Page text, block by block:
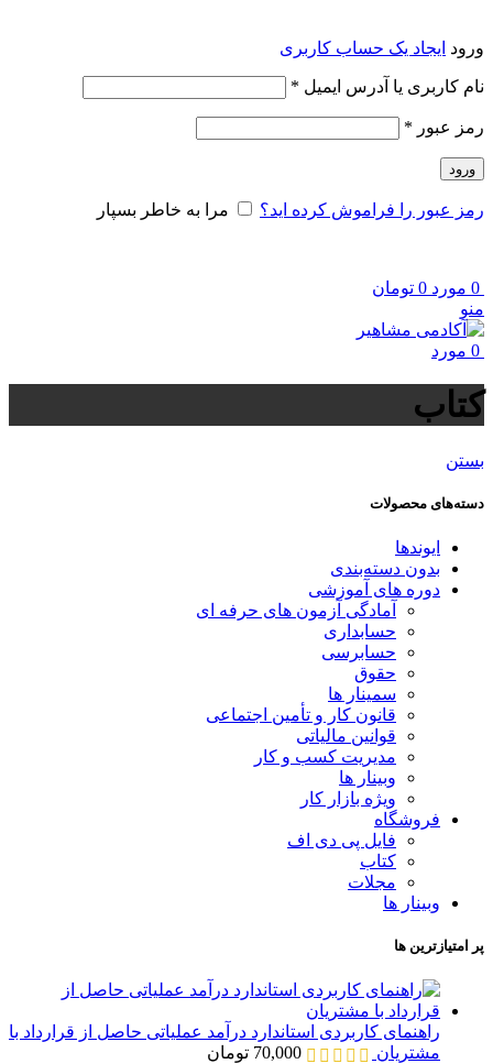
ورود ایجاد یک حساب کاربری
نام کاربری یا آدرس ایمیل *
رمز عبور *
ورود
رمز عبور را فراموش کرده اید؟ مرا به خاطر بسپار
0 مورد 0 تومان
منو
0 مورد
کتاب
بستن
دسته‌های محصولات
ایوندها
بدون دسته‌بندی
دوره های آموزشی
آمادگی آزمون های حرفه ای
حسابداری
حسابرسی
حقوق
سمینار ها
قانون کار و تأمین اجتماعی
قوانین مالیاتی
مدیریت کسب و کار
وبینار ها
ویژه بازار کار
فروشگاه
فایل پی دی اف
کتاب
مجلات
وبینار ها
پر امتیازترین ها
راهنمای کاربردی استاندارد درآمد عملیاتی حاصل از قرارداد با
مشتریان
70,000 تومان